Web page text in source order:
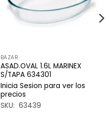
BAZAR
ASAD.OVAL 1.6L MARINEX
S/TAPA 634301
Inicia Sesion para ver los
precios
SKU: 63439